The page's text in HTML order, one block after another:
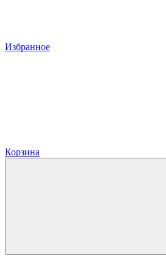
Избранное
Корзина